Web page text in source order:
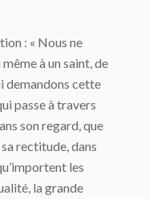
: « Nous ne
à un saint, de
demandons cette
passe à travers
son regard, que
rectitude, dans
les
la grande